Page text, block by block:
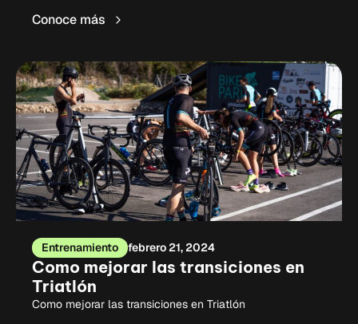
Conoce más
Entrenamiento febrero 21, 2024
Como mejorar las transiciones en
Triatlón
Como mejorar las transiciones en Triatlón